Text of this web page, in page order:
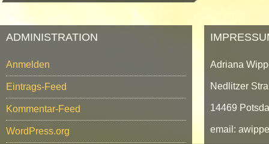
ADMINISTRATION
Anmelden
Eintrags-Feed
Kommentar-Feed
WordPress.org
Adriana
Nedlitzer
14469
email: